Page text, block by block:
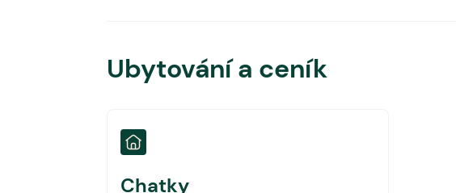
Ubytování a ceník
Chatky